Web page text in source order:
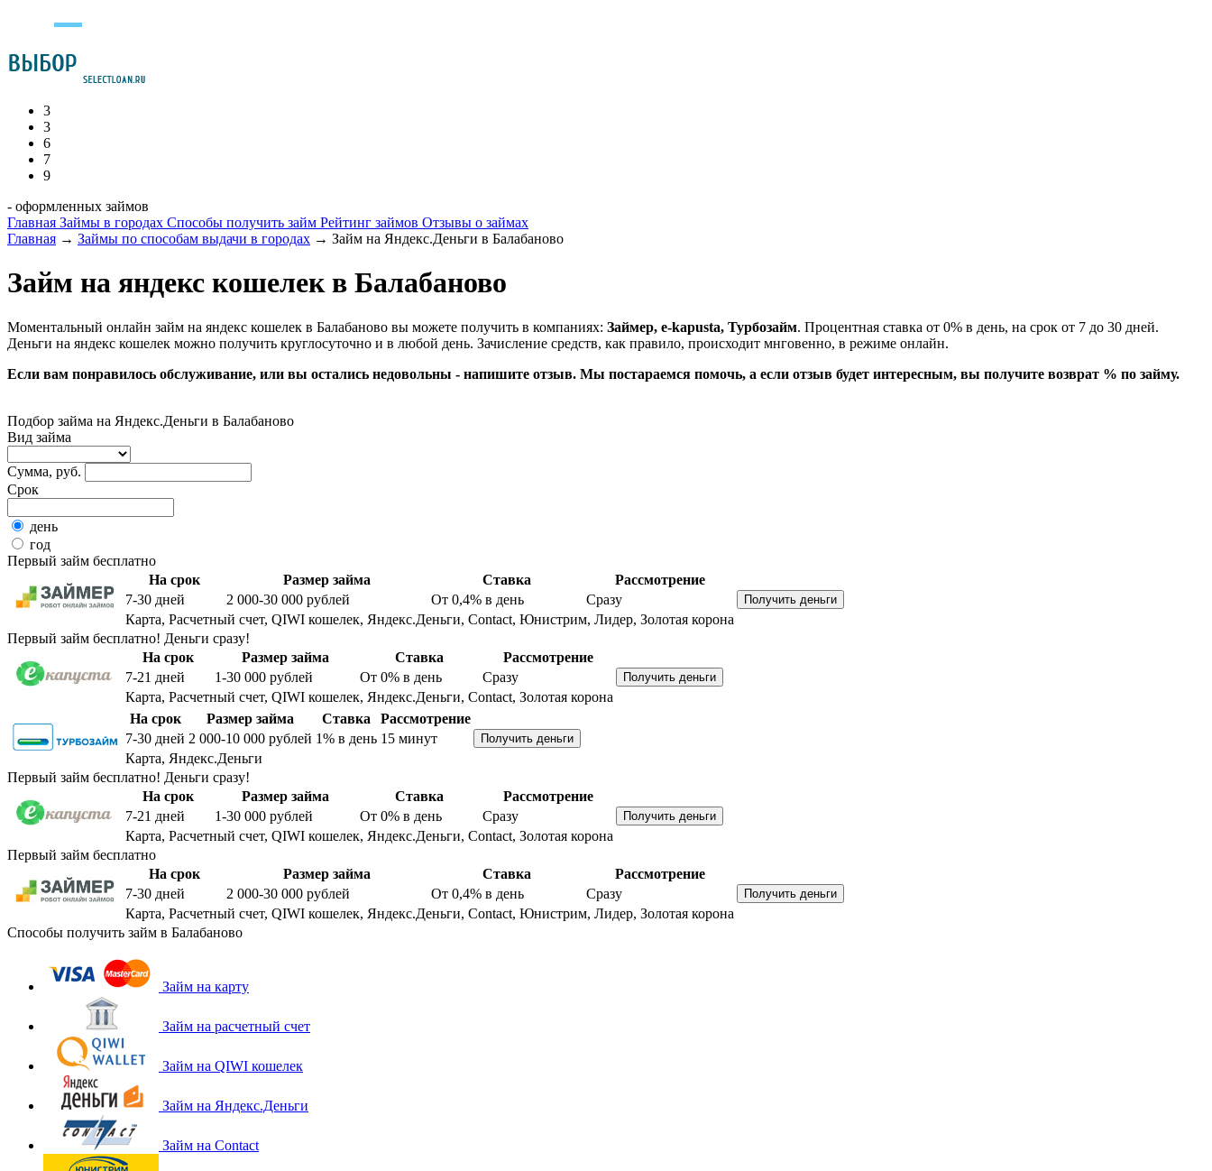
3
3
6
7
9
- оформленных займов
Главная Займы в городах Способы получить займ Рейтинг займов Отзывы о займах
Главная → Займы по способам выдачи в городах → Займ на Яндекс.Деньги в Балабаново
Займ на яндекс кошелек в Балабаново
Моментальный онлайн займ на яндекс кошелек в Балабаново вы можете получить в компаниях: Займер, e-kapusta, Турбозайм. Процентная ставка от 0% в день, на срок от 7 до 30 дней.
Деньги на яндекс кошелек можно получить круглосуточно и в любой день. Зачисление средств, как правило, происходит мнговенно, в режиме онлайн.
Если вам понравилось обслуживание, или вы остались недовольны - напишите отзыв. Мы постараемся помочь, а если отзыв будет интересным, вы получите возврат % по займу.
Подбор займа на Яндекс.Деньги в Балабаново
Вид займа
Сумма, руб.
Срок
день
год
Первый займ бесплатно
На срок
Размер займа Ставка
Рассмотрение
7-30 дней 2 000-30 000 рублей От 0,4% в день
Сразу
Карта, Расчетный счет, QIWI кошелек, Яндекс.Деньги, Contact, Юнистрим, Лидер, Золотая корона
Первый займ бесплатно! Деньги сразу!
На срок
Размер займа Ставка
Рассмотрение
7-21 дней 1-30 000 рублей От 0% в день
Сразу
Карта, Расчетный счет, QIWI кошелек, Яндекс.Деньги, Contact, Золотая корона
На срок
Размер займа Ставка
Рассмотрение
7-30 дней 2 000-10 000 рублей 1% в день 15 минут
Карта, Яндекс.Деньги
Первый займ бесплатно! Деньги сразу!
На срок
Размер займа Ставка
Рассмотрение
7-21 дней 1-30 000 рублей От 0% в день
Сразу
Карта, Расчетный счет, QIWI кошелек, Яндекс.Деньги, Contact, Золотая корона
Первый займ бесплатно
На срок
Размер займа Ставка
Рассмотрение
7-30 дней 2 000-30 000 рублей От 0,4% в день
Сразу
Карта, Расчетный счет, QIWI кошелек, Яндекс.Деньги, Contact, Юнистрим, Лидер, Золотая корона
Способы получить займ в Балабаново
Займ на карту
Займ на расчетный счет
Займ на QIWI кошелек
Займ на Яндекс.Деньги
Займ на Contact